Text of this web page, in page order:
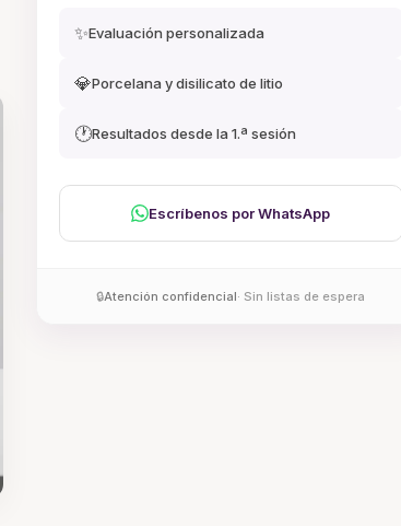
✨Evaluación personalizada
💎Porcelana y disilicato de litio
🕐Resultados desde la 1.ª sesión
Escríbenos por WhatsApp
🔒Atención confidencial· Sin listas de espera